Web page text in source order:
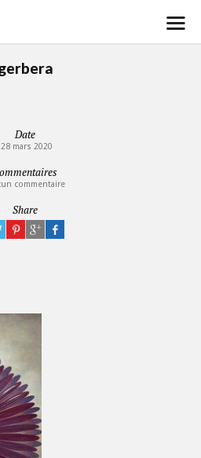
Date
28 mars 2020
commentaire
Share